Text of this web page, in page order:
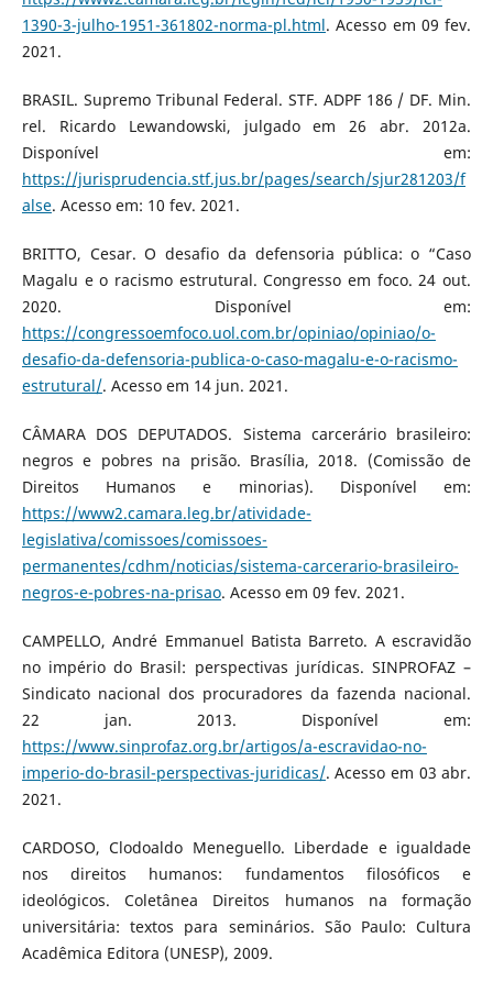
1390-3-julho-1951-361802-norma-pl.html. Acesso em 09 fev.
2021.
BRASIL. Supremo Tribunal Federal. STF. ADPF 186 / DF. Min.
rel. Ricardo Lewandowski, julgado em 26 abr. 2012a.
Disponível em:
https://jurisprudencia.stf.jus.br/pages/search/sjur281203/f
alse. Acesso em: 10 fev. 2021.
BRITTO, Cesar. O desafio da defensoria pública: o “Caso
Magalu e o racismo estrutural. Congresso em foco. 24 out.
2020. Disponível em:
https://congressoemfoco.uol.com.br/opiniao/opiniao/o-
desafio-da-defensoria-publica-o-caso-magalu-e-o-racismo-
estrutural/. Acesso em 14 jun. 2021.
CÂMARA DOS DEPUTADOS. Sistema carcerário brasileiro:
negros e pobres na prisão. Brasília, 2018. (Comissão de
Direitos Humanos e minorias). Disponível em:
https://www2.camara.leg.br/atividade-
legislativa/comissoes/comissoes-
permanentes/cdhm/noticias/sistema-carcerario-brasileiro-
negros-e-pobres-na-prisao. Acesso em 09 fev. 2021.
CAMPELLO, André Emmanuel Batista Barreto. A escravidão
no império do Brasil: perspectivas jurídicas. SINPROFAZ –
Sindicato nacional dos procuradores da fazenda nacional.
22 jan. 2013. Disponível em:
https://www.sinprofaz.org.br/artigos/a-escravidao-no-
imperio-do-brasil-perspectivas-juridicas/. Acesso em 03 abr.
2021.
CARDOSO, Clodoaldo Meneguello. Liberdade e igualdade
nos direitos humanos: fundamentos filosóficos e
ideológicos. Coletânea Direitos humanos na formação
universitária: textos para seminários. São Paulo: Cultura
Acadêmica Editora (UNESP), 2009.